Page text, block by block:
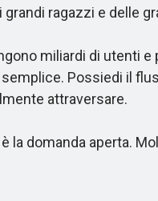
ragazzi e delle
miliardi di utenti
Possiedi il
attraversare.
domanda aperta.